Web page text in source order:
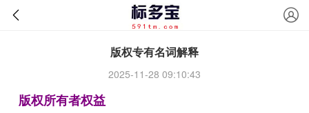
版权专有名词解释
2025-11-28 09:10:43
版权所有者权益